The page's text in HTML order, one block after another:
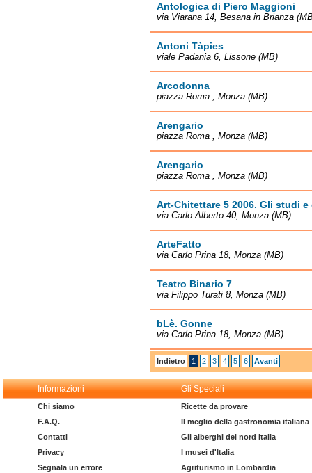
Antologica di Piero Maggioni
via Viarana 14, Besana in Brianza
Antoni Tàpies
viale Padania 6, Lissone (MB)
Arcodonna
piazza Roma , Monza (MB)
Arengario
piazza Roma , Monza (MB)
Arengario
piazza Roma , Monza (MB)
Art-Chitettare 5 2006. Gli studi
via Carlo Alberto 40, Monza (MB)
ArteFatto
via Carlo Prina 18, Monza (MB)
Teatro Binario 7
via Filippo Turati 8, Monza (MB)
bLè. Gonne
via Carlo Prina 18, Monza (MB)
Indietro 1 2 3 4 5 6 Avanti
Informazioni Gli Speciali
Chi siamo
F.A.Q.
Contatti
Privacy
Segnala un errore
Ricette da provare
Il meglio della gastronomia italiana
Gli alberghi del nord Italia
I musei d'Italia
Agriturismo in Lombardia